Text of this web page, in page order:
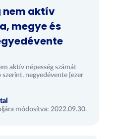
nem aktív
megye és
aktív népesség számát
szerint, negyedévente [ezer
módosítva: 2022.09.30.